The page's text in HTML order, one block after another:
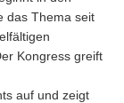
das Thema seit
Kongress greift
auf und zeigt